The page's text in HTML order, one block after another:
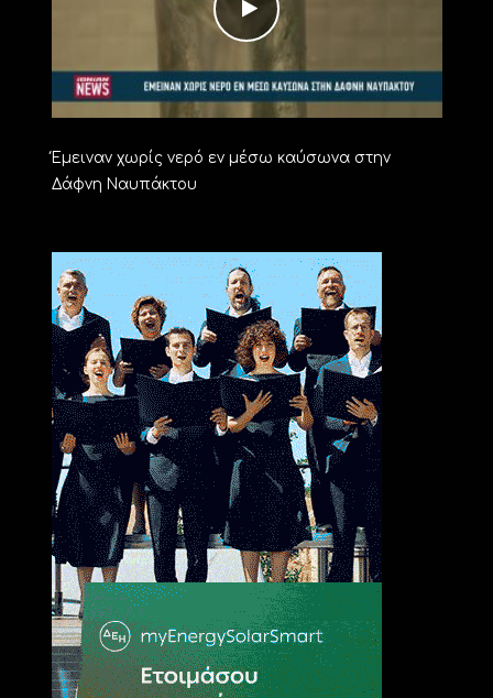
Έμειναν χωρίς νερό εν μέσω καύσωνα στην
Δάφνη Ναυπάκτου